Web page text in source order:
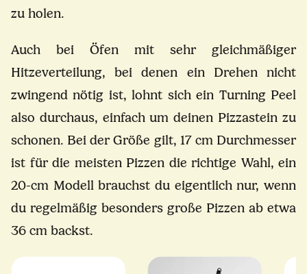
zu holen.
Auch bei Öfen mit sehr gleichmäßiger
Hitzeverteilung, bei denen ein Drehen nicht
zwingend nötig ist, lohnt sich ein Turning Peel
also durchaus, einfach um deinen Pizzastein zu
schonen. Bei der Größe gilt, 17 cm Durchmesser
ist für die meisten Pizzen die richtige Wahl, ein
20-cm Modell brauchst du eigentlich nur, wenn
du regelmäßig besonders große Pizzen ab etwa
36 cm backst.